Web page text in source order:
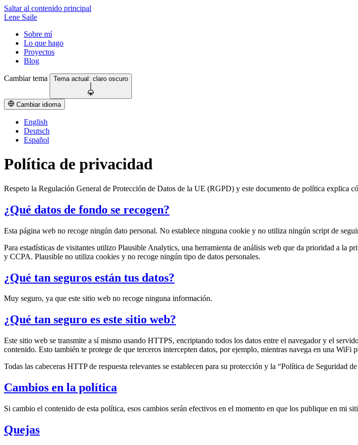
Saltar al contenido principal
Lene Saile
Sobre mí
Lo que hago
Proyectos
Blog
Cambiar tema Tema actual: claro oscuro
Cambiar idioma
English
Deutsch
Español
Política de privacidad
Respeto la Regulación General de Protección de Datos de la UE (RGPD) y este documento de política explica
¿Qué datos de fondo se recogen?
Esta página web no recoge ningún dato personal. No establece ninguna cookie y no utiliza ningún script de
Para estadísticas de visitantes utilizo Plausible Analytics, una herramienta de análisis web que da prioridad a la
y CCPA. Plausible no utiliza cookies y no recoge ningún tipo de datos personales.
¿Qué tan seguros están tus datos?
Muy seguro, ya que este sitio web no recoge ninguna información.
¿Qué tan seguro es este sitio web?
Este sitio web se transmite a sí mismo usando HTTPS, encriptando todos los datos entre el navegador y el
contenido. Esto también te protege de que terceros intercepten datos, por ejemplo, mientras navega en una WiFi
Todas las cabeceras HTTP de respuesta relevantes se establecen para su protección y la “Política de Seguridad
Cambios en la política
Si cambio el contenido de esta política, esos cambios serán efectivos en el momento en que los publique en mi
Quejas